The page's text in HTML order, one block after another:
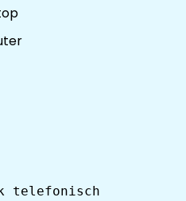
telefonisch